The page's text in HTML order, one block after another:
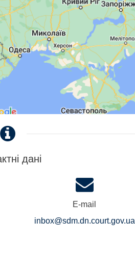
дані
E-mail
inbox@sdm.dn.court.gov.ua